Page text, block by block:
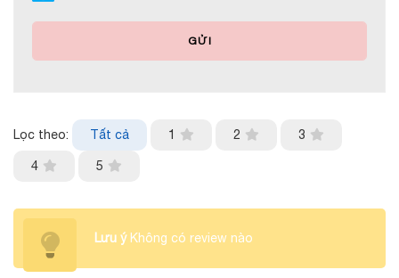
GỬI
Lọc theo: Tất cả 1 2 3
4 5
Lưu ýKhông có review nào